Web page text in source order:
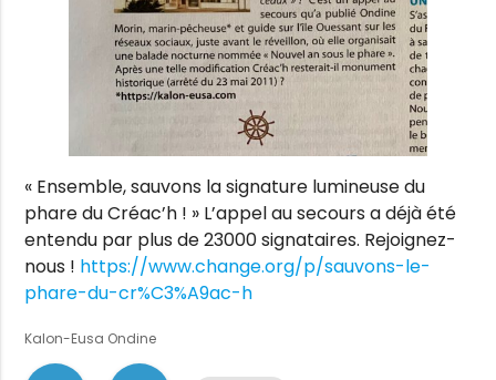
« Ensemble, sauvons la signature lumineuse du
phare du Créac’h ! » L’appel au secours a déjà été
entendu par plus de 23000 signataires. Rejoignez-
nous ! https://www.change.org/p/sauvons-le-
phare-du-cr%C3%A9ac-h
Kalon-Eusa Ondine